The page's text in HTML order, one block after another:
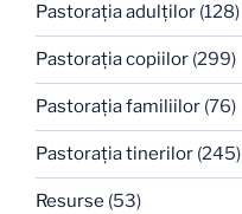
Pastoraţia adulţilor (128)
Pastoraţia copiilor (299)
Pastoraţia familiilor (76)
Pastoraţia tinerilor (245)
Resurse (53)